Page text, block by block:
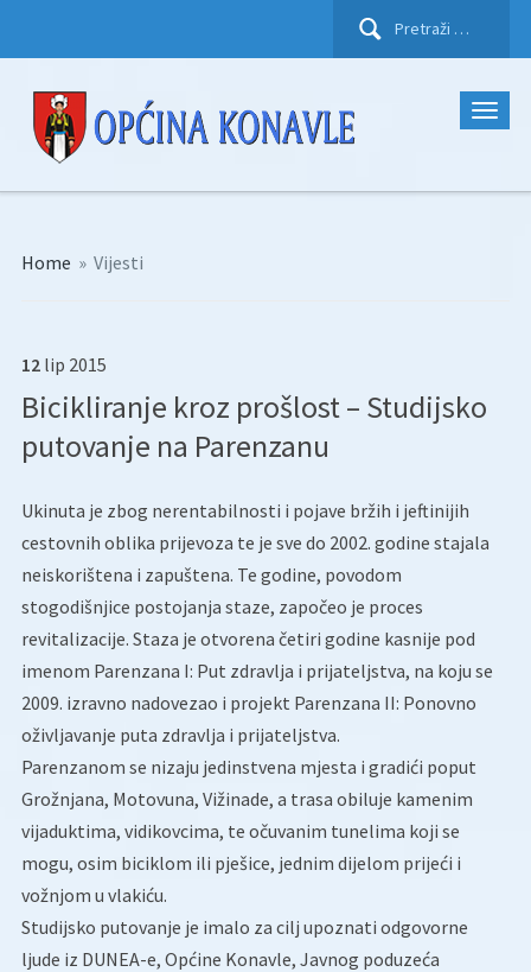
Pretraži:
Home » Vijesti
12 lip 2015
Bicikliranje kroz prošlost – Studijsko
putovanje na Parenzanu
Ukinuta je zbog nerentabilnosti i pojave bržih i jeftinijih
cestovnih oblika prijevoza te je sve do 2002. godine stajala
neiskorištena i zapuštena. Te godine, povodom
stogodišnjice postojanja staze, započeo je proces
revitalizacije. Staza je otvorena četiri godine kasnije pod
imenom Parenzana I: Put zdravlja i prijateljstva, na koju se
2009. izravno nadovezao i projekt Parenzana II: Ponovno
oživljavanje puta zdravlja i prijateljstva.
Parenzanom se nizaju jedinstvena mjesta i gradići poput
Grožnjana, Motovuna, Vižinade, a trasa obiluje kamenim
vijaduktima, vidikovcima, te očuvanim tunelima koji se
mogu, osim biciklom ili pješice, jednim dijelom prijeći i
vožnjom u vlakiću.
Studijsko putovanje je imalo za cilj upoznati odgovorne
ljude iz DUNEA-e, Općine Konavle, Javnog poduzeća